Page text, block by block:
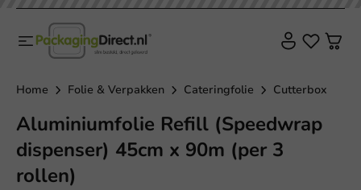
Home Folie & Verpakken Cateringfolie Cutterbox
Aluminiumfolie Refill (Speedwrap
dispenser) 45cm x 90m (per 3
rollen)